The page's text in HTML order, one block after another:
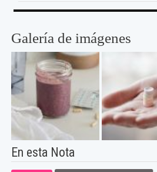
Galería de imágenes
En esta Nota